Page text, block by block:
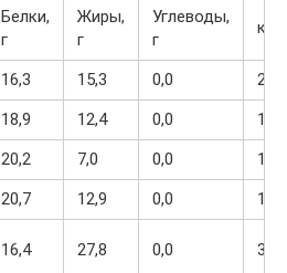
Белки,
г
Жиры,
г
Углеводы,
г
16,3 15,3 0,0
203
18,9 12,4 0,0
187
20,2 7,0 0,0
143
20,7 12,9 0,0
199
16,4 27,8 0,0 316